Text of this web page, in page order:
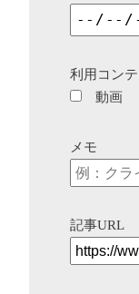
利用コン
動画
メモ
記事URL